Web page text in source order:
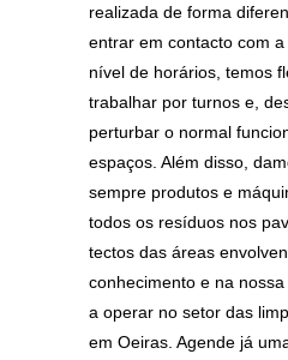
realizada de forma
entrar em contacto com
nível de horários, temos
trabalhar por turnos e,
perturbar o normal
espaços. Além disso,
sempre produtos e
todos os resíduos nos
tectos das áreas
conhecimento e na
a operar no setor das
em Oeiras. Agende já